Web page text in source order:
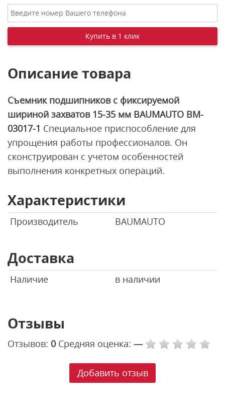
Описание товара
Съемник подшипников с фиксируемой
шириной захватов 15-35 мм BAUMAUTO BM-
03017-1 Специальное приспособление для
упрощения работы профессионалов. Он
сконструирован с учетом особенностей
выполнения конкретных операций.
Характеристики
Производитель BAUMAUTO
Доставка
Наличие в наличии
Отзывы
Отзывов: 0 Средняя оценка: —
Добавить отзыв